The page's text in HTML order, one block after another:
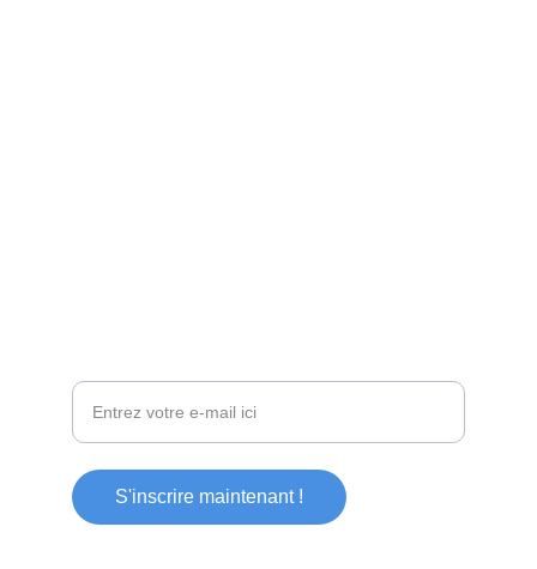
S'inscrire maintenant !